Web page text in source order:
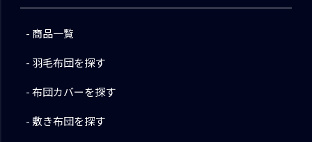
商品一覧
羽毛布団を探す
布団カバーを探す
敷き布団を探す